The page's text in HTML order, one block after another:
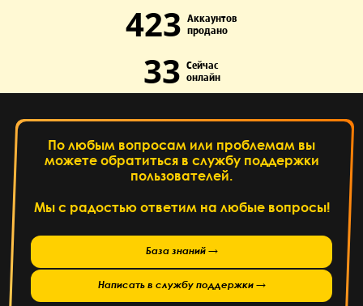
423 Аккаунтов
продано
33 Сейчас
онлайн
По любым вопросам или проблемам вы
можете обратиться в службу поддержки
пользователей.
Мы с радостью ответим на любые вопросы!
База знаний →
Написать в службу поддержки →